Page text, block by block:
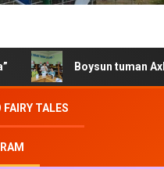
tuman Axborot-
FAIRY TALES